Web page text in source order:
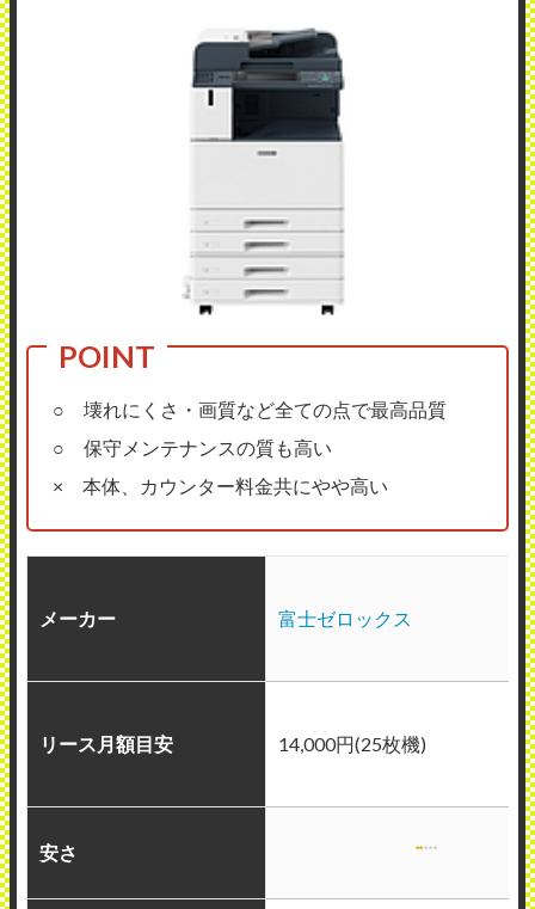
○ 壊れにくさ・画質など全ての点で最高品質
○ 保守メンテナンスの質も高い
× 本体、カウンター料金共にやや高い
メーカー 富士ゼロックス
リース月額目安 14,000円(25枚機)
安さ